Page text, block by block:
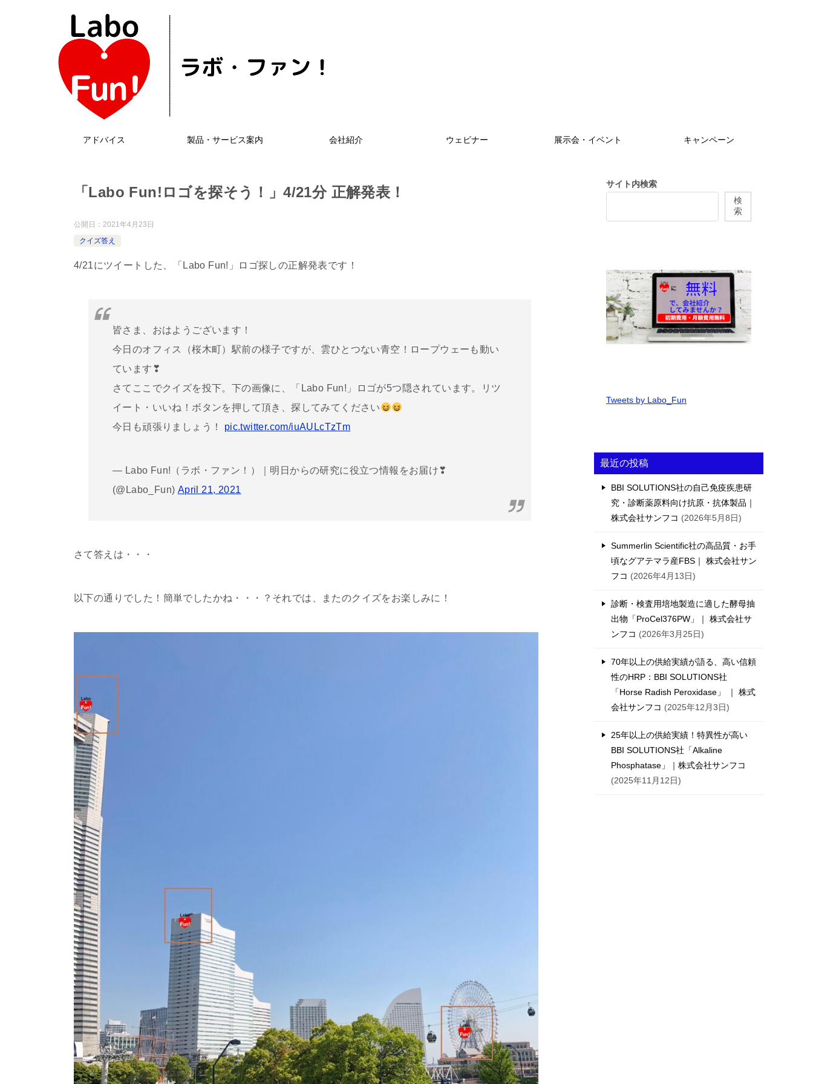
アドバイス 製品・サービス案内 会社紹介 ウェビナー 展示会・イベント キャンペーン
「Labo Fun!ロゴを探そう！」4/21分 正解発表！
公開日： 2021年4月23日
クイズ答え
4/21にツイートした、「Labo Fun!」ロゴ探しの正解発表です！
皆さま、おはようございます！
今日のオフィス（桜木町）駅前の様子ですが、雲ひとつない青空！ロープウェーも動い
ています❣
さてここでクイズを投下。下の画像に、「Labo Fun!」ロゴが5つ隠されています。リツ
イート・いいね！ボタンを押して頂き、探してみてください
今日も頑張りましょう！ pic.twitter.com/iuAULcTzTm
— Labo Fun!（ラボ・ファン！）｜明日からの研究に役立つ情報をお届け❣
(@Labo_Fun) April 21, 2021
さて答えは・・・
以下の通りでした！簡単でしたかね・・・？それでは、またのクイズをお楽しみに！
サイト内検索
検
索
Tweets by Labo_Fun
最近の投稿
BBI SOLUTIONS社の自己免疫疾患研
究・診断薬原料向け抗原・抗体製品｜
株式会社サンフコ
2026年5月8日
Summerlin Scientific社の高品質・お手
頃なグアテマラ産FBS｜ 株式会社サン
フコ
2026年4月13日
診断・検査用培地製造に適した酵母抽
出物「ProCel376PW」｜ 株式会社サ
ンフコ
2026年3月25日
70年以上の供給実績が語る、高い信頼
性のHRP：BBI SOLUTIONS社
「Horse Radish Peroxidase」 ｜ 株式
会社サンフコ
2025年12月3日
25年以上の供給実績！特異性が高い
BBI SOLUTIONS社「Alkaline
Phosphatase」｜株式会社サンフコ
2025年11月12日